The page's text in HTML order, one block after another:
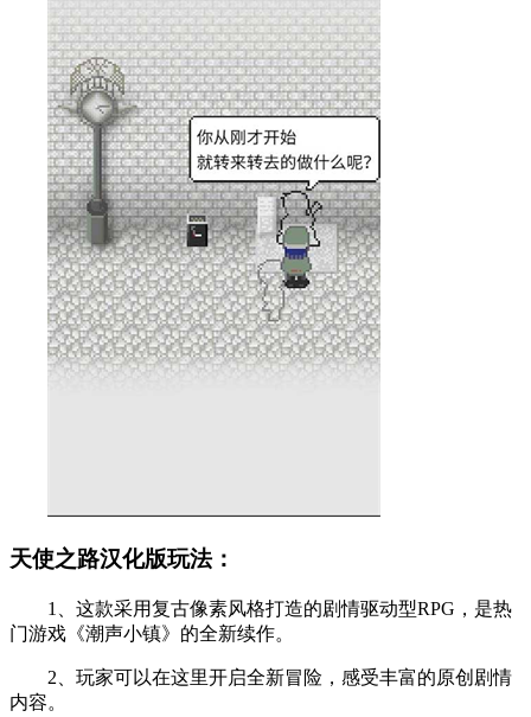
天使之路汉化版玩法：
1、这款采用复古像素风格打造的剧情驱动型RPG，是热
门游戏《潮声小镇》的全新续作。
2、玩家可以在这里开启全新冒险，感受丰富的原创剧情
内容。